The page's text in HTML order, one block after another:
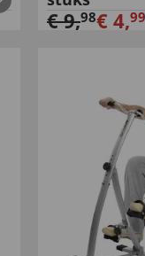
€9,98€ 4,99